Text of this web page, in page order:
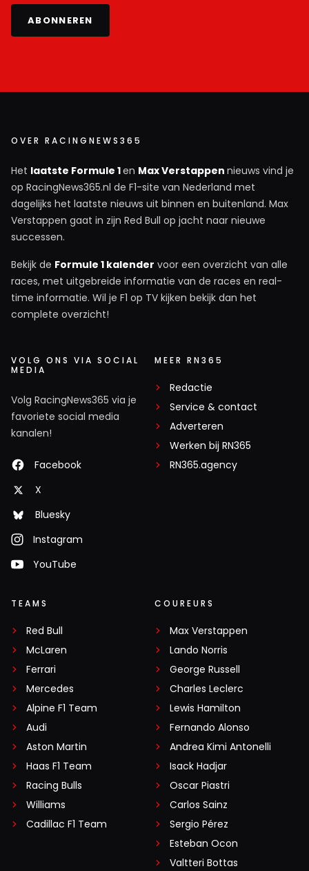
ABONNEREN
OVER RACINGNEWS365
Het laatste Formule 1en Max Verstappen nieuws vind je
op RacingNews365.nl de F1-site van Nederland met
dagelijks het laatste nieuws uit binnen en buitenland. Max
Verstappen gaat in zijn Red Bull op jacht naar nieuwe
successen.
Bekijk de Formule 1 kalender voor een overzicht van alle
races, met uitgebreide informatie van de races en real-
time informatie. Wil je F1 op TV kijken bekijk dan het
complete overzicht!
VOLG ONS VIA SOCIAL
MEDIA
Volg RacingNews365 via je
favoriete social media
kanalen!
Facebook
X
Bluesky
Instagram
YouTube
MEER RN365
Redactie
Service & contact
Adverteren
Werken bij RN365
RN365.agency
TEAMS
Red Bull
McLaren
Ferrari
Mercedes
Alpine F1 Team
Audi
Aston Martin
Haas F1 Team
Racing Bulls
Williams
Cadillac F1 Team
COUREURS
Max Verstappen
Lando Norris
George Russell
Charles Leclerc
Lewis Hamilton
Fernando Alonso
Andrea Kimi Antonelli
Isack Hadjar
Oscar Piastri
Carlos Sainz
Sergio Pérez
Esteban Ocon
Valtteri Bottas